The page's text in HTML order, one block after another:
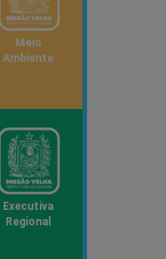
Meio
Ambiente
Executiva
Regional